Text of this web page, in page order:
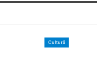
Cultură